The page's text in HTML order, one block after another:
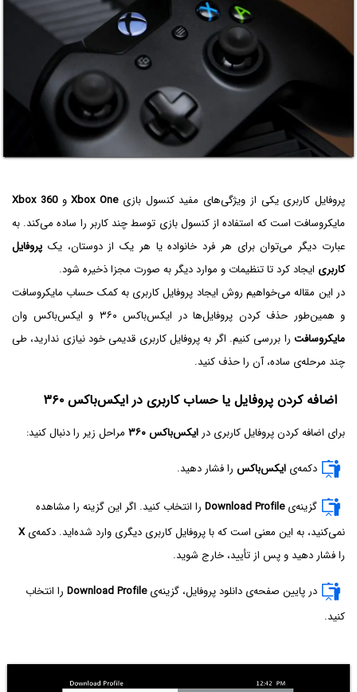
پروفایل کاربری یکی از ویژگی‌های مفید کنسول بازیXbox OneوXbox 360
مایکروسافت است که استفاده از کنسول بازی توسط چند کاربر را ساده می‌کند. به
عبارت دیگر می‌توان برای هر فرد خانواده یا هر یک از دوستان، یک پروفایل
کاربری ایجاد کرد تا تنظیمات و موارد دیگر به صورت مجزا ذخیره شود.
در این مقاله می‌خواهیم روش ایجاد پروفایل کاربری به کمک حساب مایکروسافت
و همین‌طور حذف کردن پروفایل‌ها در ایکس‌باکس ۳۶۰ و ایکس‌باکس وان
مایکروسافت را بررسی کنیم. اگر به پروفایل کاربری قدیمی خود نیازی ندارید، طی
چند مرحله‌ی ساده، آن را حذف کنید.
اضافه کردن پروفایل یا حساب کاربری در ایکس‌باکس ۳۶۰
برای اضافه کردن پروفایل کاربری در ایکس‌باکس ۳۶۰ مراحل زیر را دنبال کنید:
دکمه‌ی ایکس‌باکس را فشار دهید.
گزینه‌یDownload Profile را انتخاب کنید. اگر این گزینه را مشاهده
نمی‌کنید، به این معنی است که با پروفایل کاربری دیگری وارد شده‌اید. دکمه‌یX
را فشار دهید و پس از تأیید، خارج شوید.
در پایین صفحه‌ی دانلود پروفایل، گزینه‌یDownload Profile را انتخاب
کنید.